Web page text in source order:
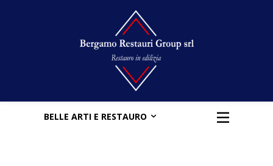
BELLE ARTI E RESTAURO